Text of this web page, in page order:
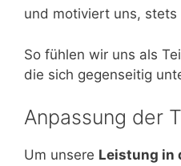
und motiviert uns,
So fühlen wir uns als
die sich gegenseitig
Anpassung der
Um unsere Leistung in